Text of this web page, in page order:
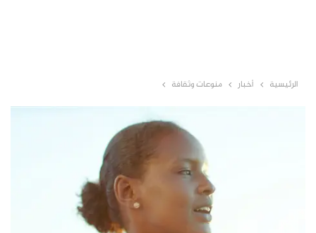
الرئيسية أخبار منوعات وثقافة